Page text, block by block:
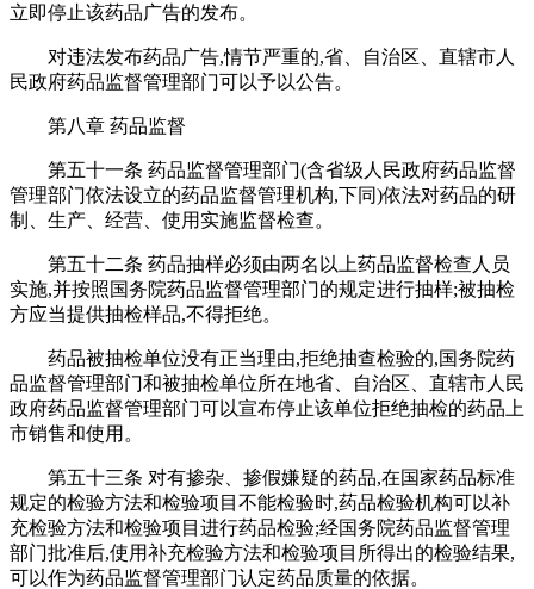
立即停止该药品广告的发布。
对违法发布药品广告,情节严重的,省、自治区、直辖市人
民政府药品监督管理部门可以予以公告。
第八章 药品监督
第五十一条 药品监督管理部门(含省级人民政府药品监督
管理部门依法设立的药品监督管理机构,下同)依法对药品的研
制、生产、经营、使用实施监督检查。
第五十二条 药品抽样必须由两名以上药品监督检查人员
实施,并按照国务院药品监督管理部门的规定进行抽样;被抽检
方应当提供抽检样品,不得拒绝。
药品被抽检单位没有正当理由,拒绝抽查检验的,国务院药
品监督管理部门和被抽检单位所在地省、自治区、直辖市人民
政府药品监督管理部门可以宣布停止该单位拒绝抽检的药品上
市销售和使用。
第五十三条 对有掺杂、掺假嫌疑的药品,在国家药品标准
规定的检验方法和检验项目不能检验时,药品检验机构可以补
充检验方法和检验项目进行药品检验;经国务院药品监督管理
部门批准后,使用补充检验方法和检验项目所得出的检验结果,
可以作为药品监督管理部门认定药品质量的依据。